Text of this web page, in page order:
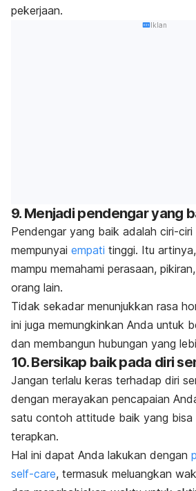
pekerjaan.
Iklan
9. Menjadi pendengar yang
Pendengar yang baik adalah ciri-
mempunyai empati tinggi. Itu
mampu memahami perasaan,
orang lain.
Tidak sekadar menunjukkan rasa
ini juga memungkinkan Anda untuk
dan membangun hubungan yang
10. Bersikap baik pada diri
Jangan terlalu keras terhadap diri
dengan merayakan pencapaian
satu contoh attitude baik yang bisa
terapkan.
Hal ini dapat Anda lakukan dengan
self-care, termasuk meluangkan